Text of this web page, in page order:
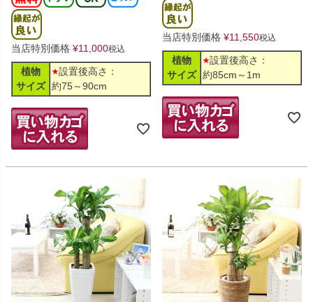
当店特別価格 ¥11,000税込
植物
サイズ
設置後高さ：
約75～90cm
当店特別価格 ¥11,550税込
植物
サイズ
設置後高さ：
約85cm～1m